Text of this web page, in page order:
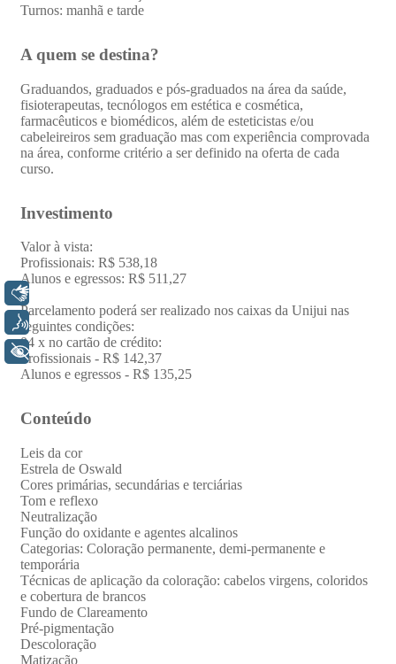
Voz
+ Acessibilidade